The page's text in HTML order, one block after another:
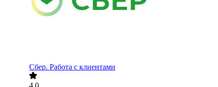
Сбер. Работа с клиентами